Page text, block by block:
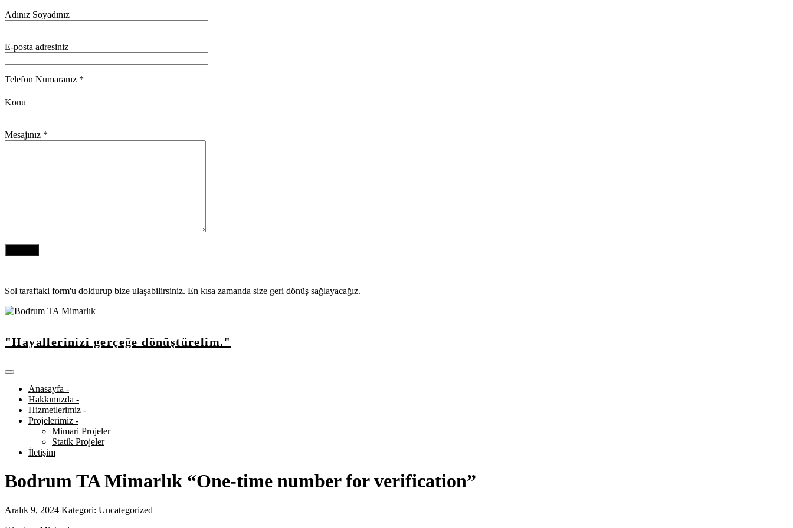
Adınız Soyadınız
E-posta adresiniz
Telefon Numaranız *
Konu
Mesajınız *
Sol taraftaki form'u doldurup bize ulaşabilirsiniz. En kısa zamanda size geri dönüş sağlayacağız.
"Hayallerinizi gerçeğe dönüştürelim."
Anasayfa -
Hakkımızda -
Hizmetlerimiz -
Projelerimiz -
Mimari Projeler
Statik Projeler
İletişim
Bodrum TA Mimarlık “One-time number for verification”
Aralık 9, 2024 Kategori: Uncategorized